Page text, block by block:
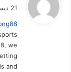
ل
21 ديسمبر، 2024 الساعة 11:29 ص
we
and